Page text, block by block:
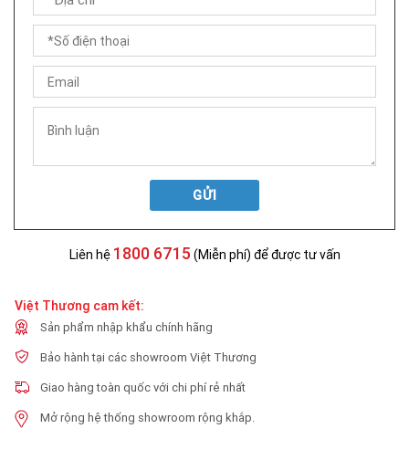
GỬI
Liên hệ 1800 6715 (Miễn phí) để được tư vấn
Việt Thương cam kết:
Sản phẩm nhập khẩu chính hãng
Bảo hành tại các showroom Việt Thương
Giao hàng toàn quốc với chi phí rẻ nhất
Mở rộng hệ thống showroom rộng khắp.